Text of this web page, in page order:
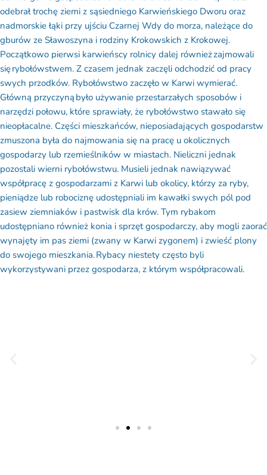
odebrał trochę ziemi z sąsiedniego Karwieńskiego Dworu oraz
nadmorskie łąki przy ujściu Czarnej Wdy do morza, należące do
gburów ze Sławoszyna i rodziny Krokowskich z Krokowej.
Początkowo pierwsi karwieńscy rolnicy dalej również zajmowali
się rybołówstwem. Z czasem jednak zaczęli odchodzić od pracy
swych przodków. Rybołówstwo zaczęło w Karwi wymierać.
Główną przyczyną było używanie przestarzałych sposobów i
narzędzi połowu, które sprawiały, że rybołówstwo stawało się
nieopłacalne. Części mieszkańców, nieposiadających gospodarstw
zmuszona była do najmowania się na pracę u okolicznych
gospodarzy lub rzemieślników w miastach. Nieliczni jednak
pozostali wierni rybołówstwu. Musieli jednak nawiązywać
współpracę z gospodarzami z Karwi lub okolicy, którzy za ryby,
pieniądze lub robociznę udostępniali im kawałki swych pól pod
zasiew ziemniaków i pastwisk dla krów. Tym rybakom
udostępniano również konia i sprzęt gospodarczy, aby mogli zaorać
wynajęty im pas ziemi (zwany w Karwi zygonem) i zwieść plony
do swojego mieszkania. Rybacy niestety często byli
wykorzystywani przez gospodarza, z którym współpracowali.